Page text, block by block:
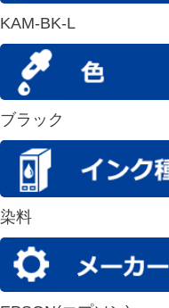
KAM-BK-L
ブラック
染料